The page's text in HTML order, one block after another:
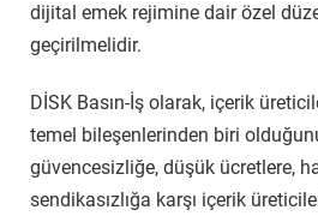
dijital emek rejimine dair özel
geçirilmelidir.
DİSK Basın-İş olarak, içerik
temel bileşenlerinden biri
güvencesizliğe, düşük ücretlere,
sendikasızlığa karşı içerik